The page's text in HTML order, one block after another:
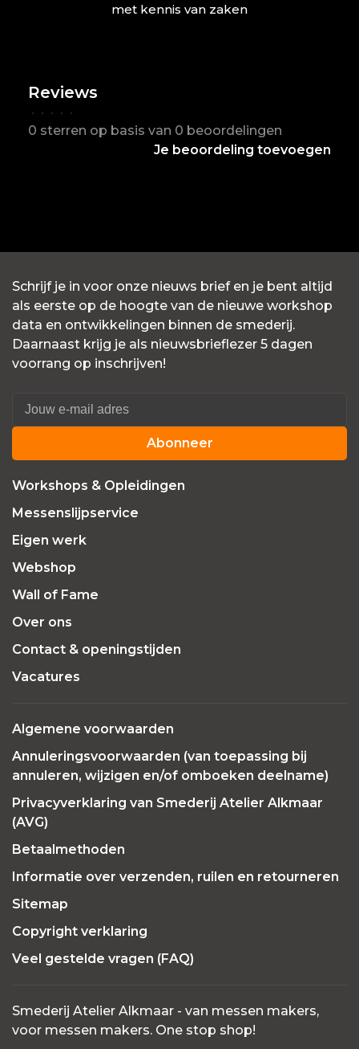
met kennis van zaken
Reviews
• • • • •
0 sterren op basis van 0 beoordelingen
Je beoordeling toevoegen
Schrijf je in voor onze nieuws brief en je bent altijd
als eerste op de hoogte van de nieuwe workshop
data en ontwikkelingen binnen de smederij.
Daarnaast krijg je als nieuwsbrieflezer 5 dagen
voorrang op inschrijven!
Abonneer
Workshops & Opleidingen
Messenslijpservice
Eigen werk
Webshop
Wall of Fame
Over ons
Contact & openingstijden
Vacatures
Algemene voorwaarden
Annuleringsvoorwaarden (van toepassing bij
annuleren, wijzigen en/of omboeken deelname)
Privacyverklaring van Smederij Atelier Alkmaar
(AVG)
Betaalmethoden
Informatie over verzenden, ruilen en retourneren
Sitemap
Copyright verklaring
Veel gestelde vragen (FAQ)
Smederij Atelier Alkmaar - van messen makers,
voor messen makers. One stop shop!